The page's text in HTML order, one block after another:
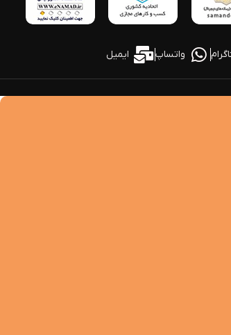
واتساپ ایمیل